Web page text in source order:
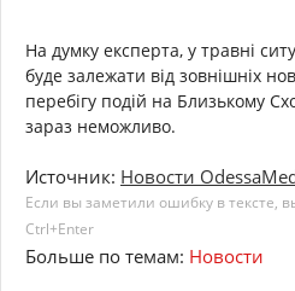
На думку експерта, у травні
буде залежати від зовнішніх
перебігу подій на Близькому
зараз неможливо.
Источник: Новости
Если вы заметили ошибку в тексте,
Ctrl+Enter
Больше по темам: Новости